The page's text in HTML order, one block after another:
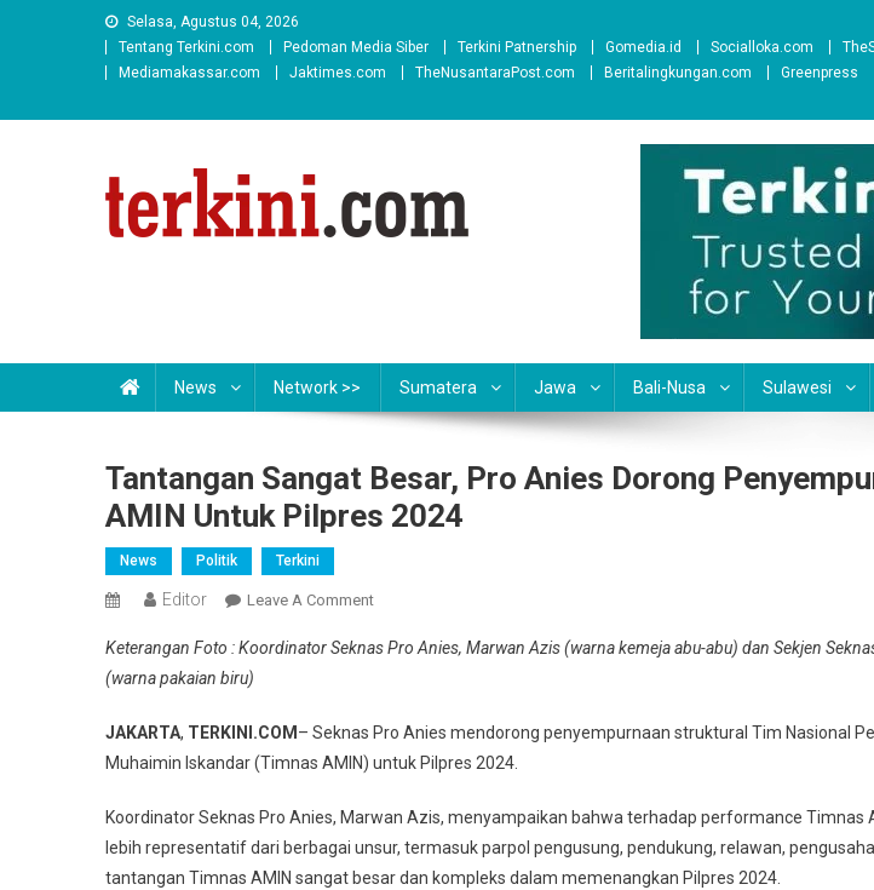
Selasa, Agustus 04, 2026
Tentang Terkini.com
Pedoman Media Siber Terkini Patnership Gomedia.id Socialloka.com
Mediamakassar.com
Jaktimes.com TheNusantaraPost.com Beritalingkungan.com Greenpress
News Network >> Sumatera Jawa Bali-Nusa Sulawesi
Tantangan Sangat Besar, Pro Anies Dorong
AMIN Untuk Pilpres 2024
News Politik Terkini
Editor Leave A CommentOn
Sangat
Anies
Dorong
Timnas
AMIN
Untuk
Keterangan Foto : Koordinator Seknas Pro Anies, Marwan Azis (warna kemeja abu-abu) dan Sekjen
(warna pakaian biru)
JAKARTA, TERKINI.COM – Seknas Pro Anies mendorong penyempurnaan struktural Tim Nasional
Muhaimin Iskandar (Timnas AMIN) untuk Pilpres 2024.
Koordinator Seknas Pro Anies, Marwan Azis, menyampaikan bahwa terhadap performance Timnas
lebih representatif dari berbagai unsur, termasuk parpol pengusung, pendukung, relawan,
tantangan Timnas AMIN sangat besar dan kompleks dalam memenangkan Pilpres 2024.